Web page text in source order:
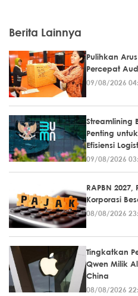
Berita Lainnya
Pulihkan
Percepat
09/08/2026
Streamlining
Penting
Efisiensi
09/08/2026
RAPBN
Korporasi
08/08/2026
Tingkatkan
Qwen Milik
China
08/08/2026